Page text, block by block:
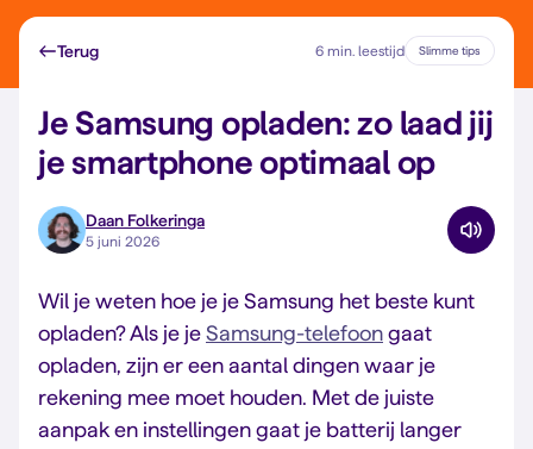
Terug 6 min. leestijd Slimme tips
Je Samsung opladen: zo laad jij
je smartphone optimaal op
Daan Folkeringa
5 juni 2026
Wil je weten hoe je je Samsung het beste kunt
opladen? Als je je Samsung-telefoon gaat
opladen, zijn er een aantal dingen waar je
rekening mee moet houden. Met de juiste
aanpak en instellingen gaat je batterij langer